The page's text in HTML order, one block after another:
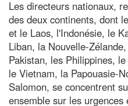
Les directeurs nationaux,
des deux continents, dont
et le Laos, l'Indonésie, le
Liban, la Nouvelle-
Pakistan, les Philippines,
le Vietnam, la Papouasie-
Salomon, se concentrent
ensemble sur les